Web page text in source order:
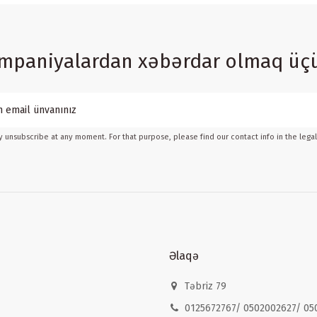
xəbərdar olmaq
unsubscribe at any moment. For that purpose, please find our contact info in the
Əlaqə
Təbriz 79
0125672767/ 0502002627/